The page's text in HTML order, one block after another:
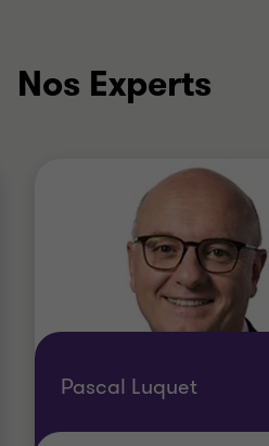
Nos Experts
Pascal Luquet